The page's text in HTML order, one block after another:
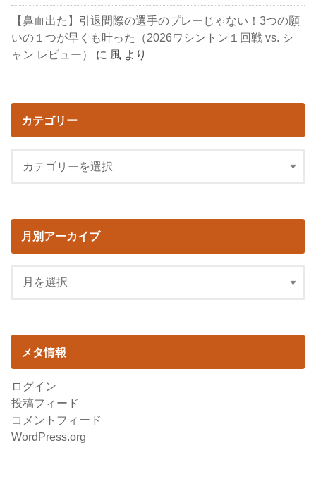
【鼻血出た】引退間際の選手のプレーじゃない！3つの願
いの１つが早くも叶った（2026ワシントン１回戦 vs. シ
ャン レビュー）
に 風 より
カテゴリー
月別アーカイブ
メタ情報
ログイン
投稿フィード
コメントフィード
WordPress.org